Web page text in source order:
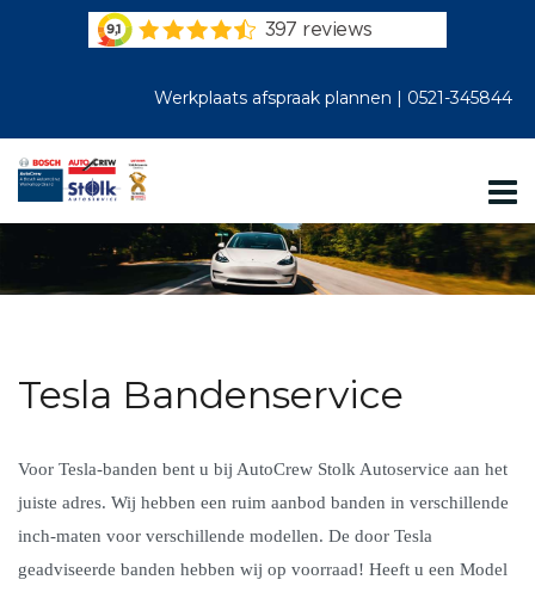
Werkplaats afspraak plannen | 0521-345844
Tesla Bandenservice
Voor Tesla-banden bent u bij AutoCrew Stolk Autoservice aan het
juiste adres. Wij hebben een ruim aanbod banden in verschillende
inch-maten voor verschillende modellen. De door Tesla
geadviseerde banden hebben wij op voorraad! Heeft u een Model